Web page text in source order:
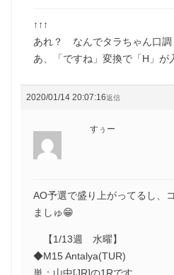
↑↑↑
あれ？ なんでタラちゃん口調
あ、「ですね」変換で「H」
2020/01/14 20:07:16返信
すぅー
AO予選で盛り上がってるし、
ましゅ😁
【1/13週 水曜】
◆M15 Antalya(TUR)